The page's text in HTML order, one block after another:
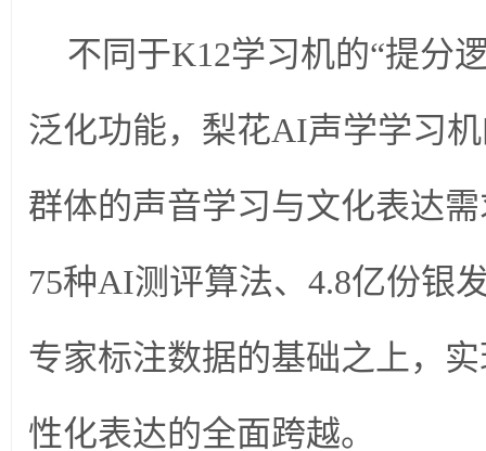
不同于K12学习机的“提分
泛化功能，梨花AI声学学习
群体的声音学习与文化表达
75种AI测评算法、4.8亿份银
专家标注数据的基础之上，
性化表达的全面跨越。